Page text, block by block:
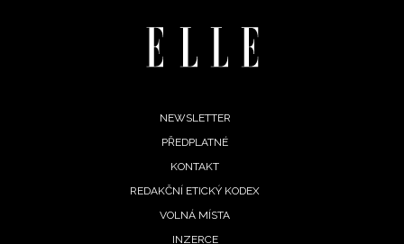
NEWSLETTER
PŘEDPLATNÉ
KONTAKT
REDAKČNÍ ETICKÝ KODEX
VOLNÁ MÍSTA
INZERCE